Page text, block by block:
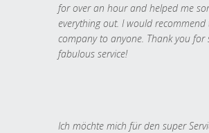
for over an hour and helped me
everything out. I would recommend
company to anyone. Thank you for
fabulous service!
Ich möchte mich für den super